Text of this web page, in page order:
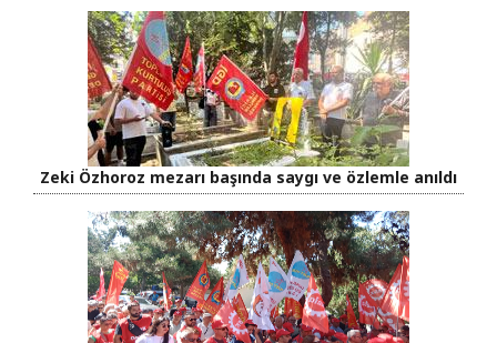
Zeki Özhoroz mezarı başında saygı ve özlemle anıldı